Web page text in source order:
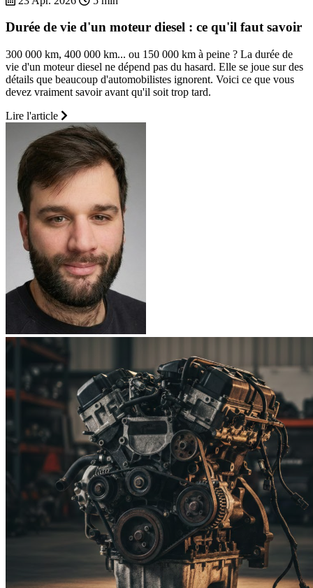
Durée de vie d'un moteur diesel : ce qu'il faut savoir
300 000 km, 400 000 km... ou 150 000 km à peine ? La durée de
vie d'un moteur diesel ne dépend pas du hasard. Elle se joue sur des
détails que beaucoup d'automobilistes ignorent. Voici ce que vous
devez vraiment savoir avant qu'il soit trop tard.
Lire l'article